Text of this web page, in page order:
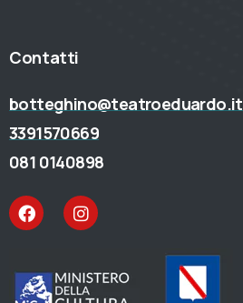
Contatti
botteghino@teatroeduardo.it
3391570669
081 0140898